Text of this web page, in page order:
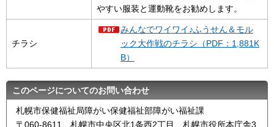
やすい服装と運動靴をお勧めします。
チラシ
みんなでワイワイ♪ふうせん＆モル
ック大作戦のチラシ（PDF：1,881K
B）
このページについてのお問い合わせ
札幌市保健福祉局障がい保健福祉部障がい福祉課
〒060-8611 札幌市中央区北1条西2丁目 札幌市役所本庁舎3